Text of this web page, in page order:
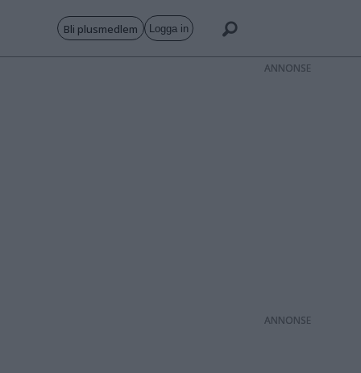
Bli plusmedlem Logga in
ANNONS
ANNONS